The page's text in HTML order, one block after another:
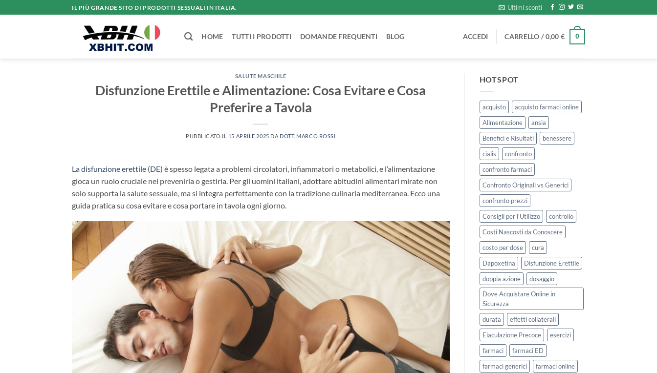
ai
IL PIÙ GRANDE SITO DI PRODOTTI SESSUALI IN ITALIA. Ultimi sconti
HOME TUTTI I PRODOTTI DOMANDE FREQUENTI BLOG ACCEDI CARRELLO /0,00€ 0
SALUTE MASCHILE
Disfunzione Erettile e Alimentazione: Cosa Evitare e Cosa
Preferire a Tavola
PUBBLICATO IL 15 APRILE 2025 DA DOTT. MARCO ROSSI
La disfunzione erettile (DE) è spesso legata a problemi circolatori, infiammatori o metabolici, e l’alimentazione
gioca un ruolo cruciale nel prevenirla o gestirla. Per gli uomini italiani, adottare abitudini alimentari mirate non
solo supporta la salute sessuale, ma si integra perfettamente con la tradizione culinaria mediterranea. Ecco una
guida pratica su cosa evitare e cosa portare in tavola ogni giorno.
HOTSPOT
acquisto
acquisto farmaci online
Alimentazione
ansia
Benefici e Risultati
benessere
cialis
confronto
confronto farmaci
Confronto Originali vs Generici
confronto prezzi
Consigli per l'Utilizzo
controllo
Costi Nascosti da Conoscere
costo per dose
cura
Dapoxetina
Disfunzione Erettile
doppia azione
dosaggio
Dove Acquistare Online in
Sicurezza
durata
effetti collaterali
Eiaculazione Precoce
esercizi
farmaci
farmaci ED
farmaci generici
farmaci online